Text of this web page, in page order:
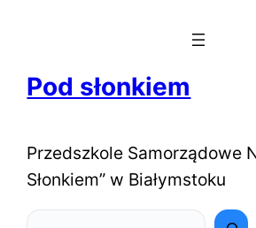
Pod słonkiem
Przedszkole Samorządowe
Słonkiem” w Białymstoku